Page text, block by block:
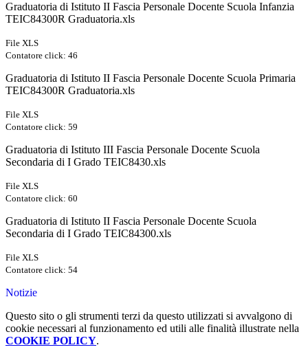
Graduatoria di Istituto II Fascia Personale Docente Scuola Infanzia
TEIC84300R Graduatoria.xls
File XLS
Contatore click: 46
Graduatoria di Istituto II Fascia Personale Docente Scuola Primaria
TEIC84300R Graduatoria.xls
File XLS
Contatore click: 59
Graduatoria di Istituto III Fascia Personale Docente Scuola
Secondaria di I Grado TEIC8430.xls
File XLS
Contatore click: 60
Graduatoria di Istituto II Fascia Personale Docente Scuola
Secondaria di I Grado TEIC84300.xls
File XLS
Contatore click: 54
Notizie
Questo sito o gli strumenti terzi da questo utilizzati si avvalgono di
cookie necessari al funzionamento ed utili alle finalità illustrate nella
COOKIE POLICY.